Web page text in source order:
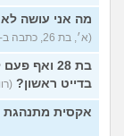
מה אני עושה
(א׳, בת 26, כתבה ב-03/08/26 15:44)
בת 28 ואף
בדייט ראשון? (רווקה,
אקסית מתנהגת